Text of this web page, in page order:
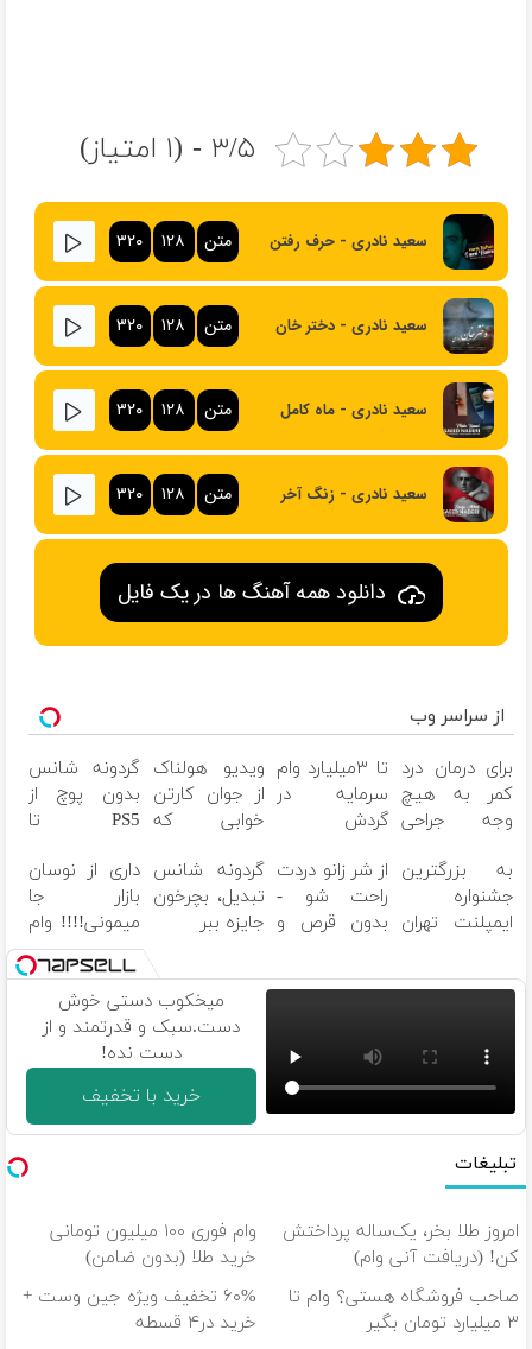
۳/۵ - (۱ امتیاز)
سعید نادری - حرف رفتن متن ۱۲۸ ۳۲۰
سعید نادری - دختر خان متن ۱۲۸ ۳۲۰
سعید نادری - ماه کامل متن ۱۲۸ ۳۲۰
سعید نادری - زنگ آخر متن ۱۲۸ ۳۲۰
دانلود همه آهنگ ها در یک فایل
از سراسر وب
برای درمان درد
کمر به هیچ
وجه جراحی
پرسش‌نامه رو
پر کن ▶
تا ۳میلیارد وام
سرمایه در
گردش
فروشگاهت رو
ثبت کن
ویدیو هولناک
از جوان کارتن
خوابی که
آموزش رایگان
گردونه شانس
بدون پوچ از
PS5 تا
بیت کوین
به بزرگترین
جشنواره
ایمپلنت تهران
فقط ۲۵
از شر زانو دردت
راحت شو -
بدون قرص و
گردونه شانس
تبدیل، بچرخون
جایزه ببر
داری از نوسان
بازار جا
میمونی!!!! وام
بگیر، طلا بخر
میخکوب دستی خوش
دست.سبک و قدرتمند و از
دست نده!
خرید با تخفیف
تبلیغات
امروز طلا بخر، یک‌ساله پرداختش
کن! (دریافت آنی وام)
وام فوری ۱۰۰ میلیون تومانی
خرید طلا (بدون ضامن)
صاحب فروشگاه هستی؟ وام تا
۳ میلیارد تومان بگیر
۶۰% تخفیف ویژه جین وست +
خرید در۴ قسطه